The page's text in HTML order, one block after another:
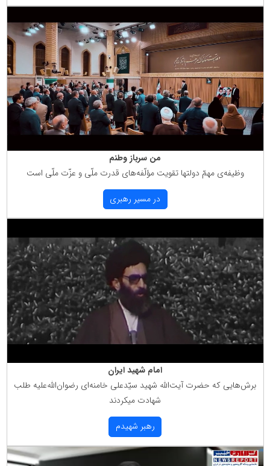
من سرباز وطنم
وظیفه‌ی مهمّ دولتها تقویت مؤلّفه‌های قدرت ملّی و عزّت ملّی است
در مسیر رهبری
امام شهید ایران
برش‌هایی كه حضرت آیت‌الله شهید سیّدعلی خامنه‌ای رضوان‌الله‌علیه طلب
شهادت میكردند
رهبر شهیدم